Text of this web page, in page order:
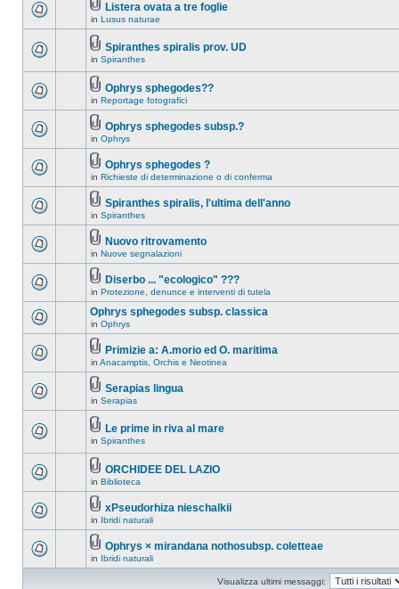
Listera ovata a tre foglie
in Lusus naturae
Spiranthes spiralis prov. UD
in Spiranthes
Ophrys sphegodes??
in Reportage fotografici
Ophrys sphegodes subsp.?
in Ophrys
Ophrys sphegodes ?
in Richieste di determinazione o di conferma
Spiranthes spiralis, l'ultima dell'anno
in Spiranthes
Nuovo ritrovamento
in Nuove segnalazioni
Diserbo ... "ecologico" ???
in Protezione, denunce e interventi di tutela
Ophrys sphegodes subsp. classica
in Ophrys
Primizie a: A.morio ed O. maritima
in Anacamptis, Orchis e Neotinea
Serapias lingua
in Serapias
Le prime in riva al mare
in Spiranthes
ORCHIDEE DEL LAZIO
in Biblioteca
xPseudorhiza nieschalkii
in Ibridi naturali
Ophrys × mirandana nothosubsp. coletteae
in Ibridi naturali
Visualizza ultimi messaggi: